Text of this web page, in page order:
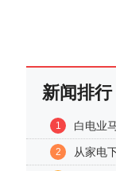
新闻排行
1 白电业
2 从家电